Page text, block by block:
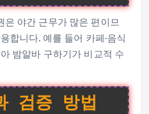
은 야간 근무가 많은 편이므
합니다. 예를 들어 카페·음식
밤알바 구하기가 비교적 수
검증 방법